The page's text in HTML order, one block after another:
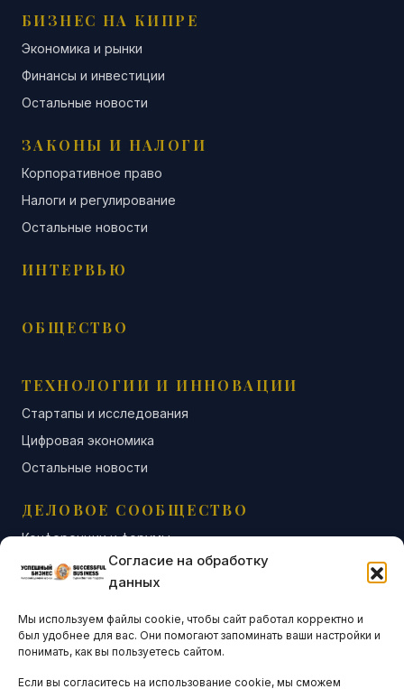
Согласие на обработку
данных
Мы используем файлы cookie, чтобы сайт работал корректно и
был удобнее для вас. Они помогают запоминать ваши настройки и
понимать, как вы пользуетесь сайтом.
Если вы согласитесь на использование cookie, мы сможем
БИЗНЕС НА КИПРЕ
Экономика и рынки
Финансы и инвестиции
Остальные новости
ЗАКОНЫ И НАЛОГИ
Корпоративное право
Налоги и регулирование
Остальные новости
ИНТЕРВЬЮ
ОБЩЕСТВО
ТЕХНОЛОГИИ И ИННОВАЦИИ
Стартапы и исследования
Цифровая экономика
Остальные новости
ДЕЛОВОЕ СООБЩЕСТВО
Конференции и форумы
Бизнес-клубы и ассоциации
Остальные новости
АНАЛИТИКА И СТАТИСТИКА